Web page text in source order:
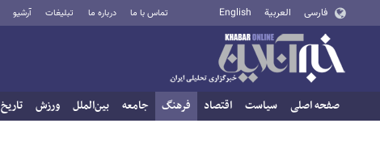
فارسی العربية English تماس با ما درباره ما تبلیغات آرشیو
صفحه اصلی سیاست اقتصاد فرهنگ جامعه بین‌الملل ورزش تاریخ